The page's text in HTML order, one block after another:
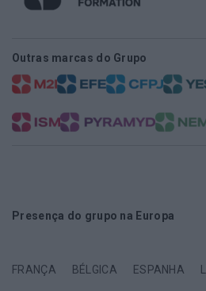
Outras marcas do Grupo
Presença do grupo na Europa
FRANÇA BÉLGICA ESPANHA